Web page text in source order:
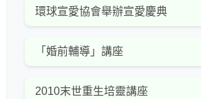
環球宣愛協會舉辦宣愛慶典
「婚前輔導」講座
2010末世重生培靈講座